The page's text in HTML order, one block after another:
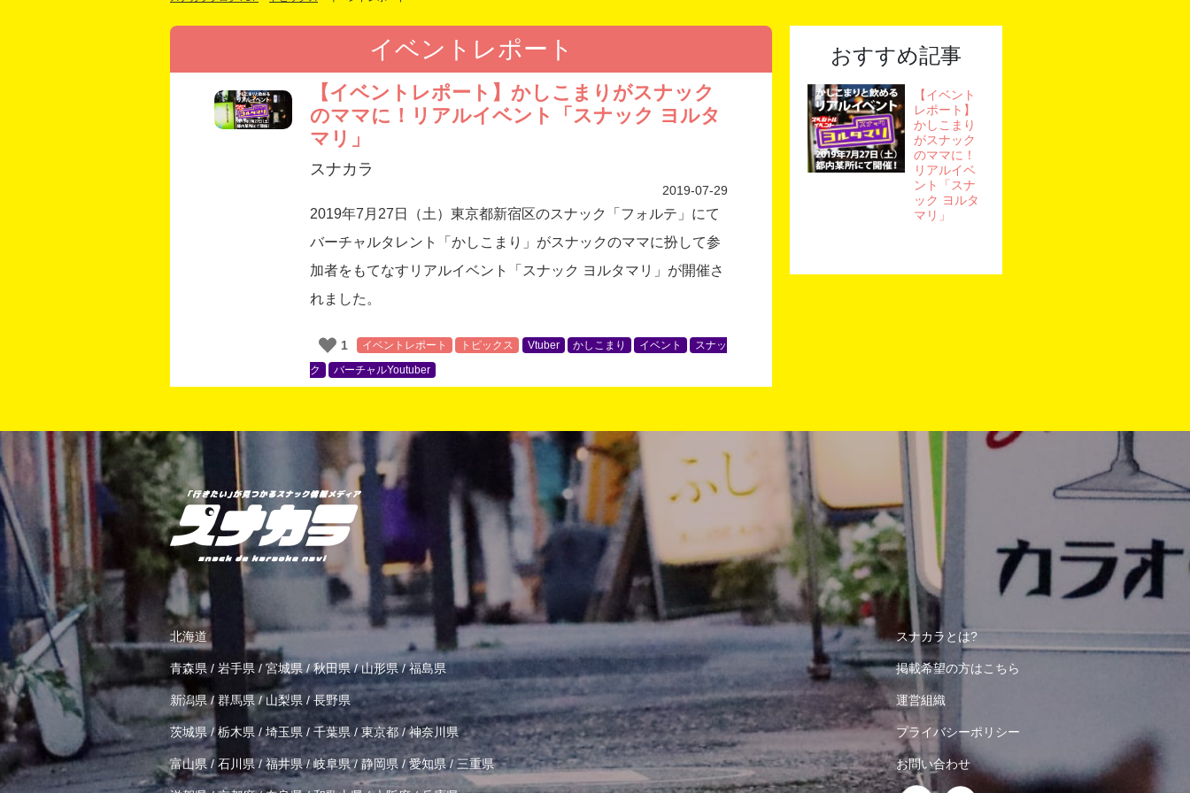
イベントレポート
【イベントレポート】かしこまりがスナック
のママに！リアルイベント「スナック ヨルタ
マリ」
スナカラ
2019-07-29
2019年7月27日（土）東京都新宿区のスナック「フォルテ」にて
バーチャルタレント「かしこまり」がスナックのママに扮して参
加者をもてなすリアルイベント「スナック ヨルタマリ」が開催さ
れました。
1 イベントレポート トピックス Vtuber かしこまり イベント
スナッ
ク
バーチャルYoutuber
おすすめ記事
【イベント
レポート】
かしこまり
がスナック
のママに！
リアルイベ
ント「スナ
ック ヨルタ
マリ」
北海道
青森県 / 岩手県 / 宮城県 /秋田県/山形県/福島県
新潟県/ 群馬県 /山梨県 /長野県
茨城県/栃木県 /埼玉県 / 千葉県/東京都 /神奈川県
富山県/ 石川県/福井県/ 岐阜県/ 静岡県 /愛知県/三重県
スナカラとは?
掲載希望の方はこちら
運営組織
プライバシーポリシー
お問い合わせ